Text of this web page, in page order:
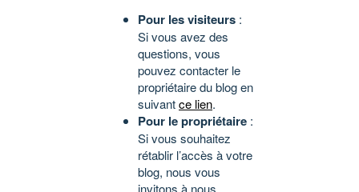
Pour les visiteurs :
Si vous avez des
questions, vous
pouvez contacter le
propriétaire du blog en
suivantce lien.
Pour le propriétaire :
Si vous souhaitez
rétablir l’accès à votre
blog, nous vous
invitons à nous